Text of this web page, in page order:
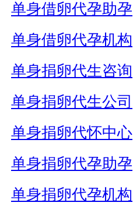
单身借卵代孕助孕
单身借卵代孕机构
单身捐卵代生咨询
单身捐卵代生公司
单身捐卵代怀中心
单身捐卵代孕助孕
单身捐卵代孕机构